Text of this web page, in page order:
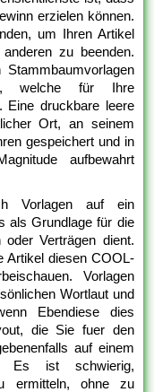
erzielen können.
um Ihren Artikel
zu beenden.
welche für Ihre
Eine druckbare leere
Ort, an seinem
gespeichert und in
aufbewahrt
Vorlagen auf ein
als Grundlage für die
Verträgen dient.
Artikel diesen COOL-
Vorlagen
Wortlaut und
Ebendiese dies
die Sie fuer den
auf einem
Es ist schwierig,
ermitteln, ohne zu